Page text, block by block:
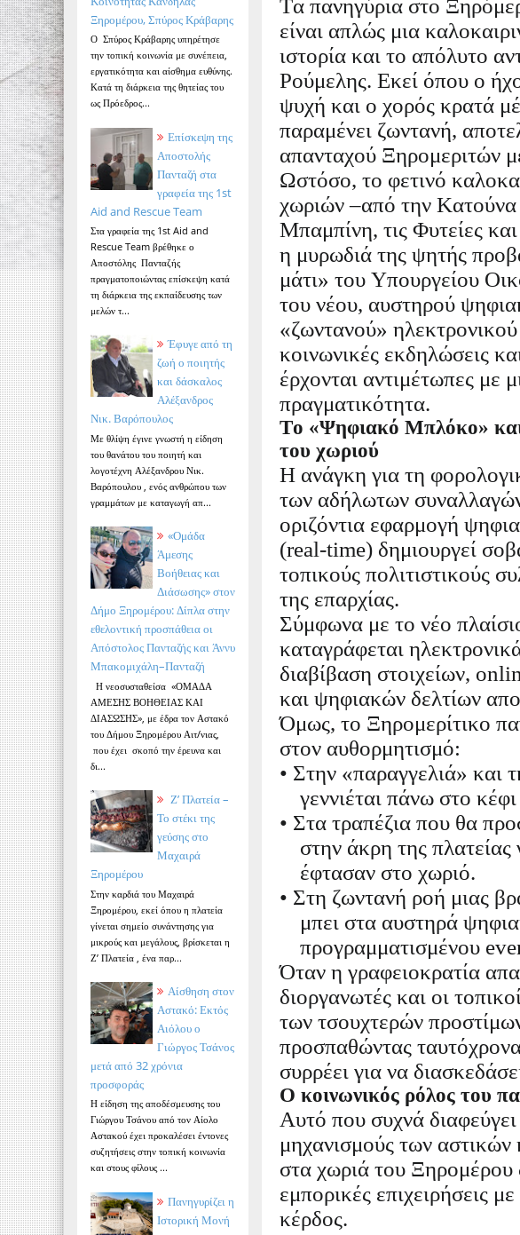
Ξηρομέρου, Σπύρος Κράβαρης
Ο Σπύρος Κράβαρης υπηρέτησε
την τοπική κοινωνία με συνέπεια,
εργατικότητα και αίσθημα ευθύνης.
Κατά τη διάρκεια της θητείας του
ως Πρόεδρος...
Επίσκεψη της
Αποστολής
Πανταζή στα
γραφεία της 1st
Aid and Rescue Team
Στα γραφεία της 1st Aid and
Rescue Team βρέθηκε ο
Αποστόλης Πανταζής
πραγματοποιώντας επίσκεψη κατά
τη διάρκεια της εκπαίδευσης των
μελών τ...
Έφυγε από τη
ζωή ο ποιητής
και δάσκαλος
Αλέξανδρος
Νικ. Βαρόπουλος
Με θλίψη έγινε γνωστή η είδηση
του θανάτου του ποιητή και
λογοτέχνη Αλέξανδρου Νικ.
Βαρόπουλου , ενός ανθρώπου των
γραμμάτων με καταγωγή απ...
«Ομάδα
Άμεσης
Βοήθειας και
Διάσωσης» στον
Δήμο Ξηρομέρου: Δίπλα στην
εθελοντική προσπάθεια οι
Απόστολος Πανταζής και Άννυ
Μπακομιχάλη–Πανταζή
Η νεοσυσταθείσα «ΟΜΑΔΑ
ΑΜΕΣΗΣ ΒΟΗΘΕΙΑΣ ΚΑΙ
ΔΙΑΣΩΣΗΣ», με έδρα τον Αστακό
του Δήμου Ξηρομέρου Αιτ/νιας,
που έχει σκοπό την έρευνα και
δι...
Ζ’ Πλατεία –
Το στέκι της
γεύσης στο
Μαχαιρά
Ξηρομέρου
Στην καρδιά του Μαχαιρά
Ξηρομέρου, εκεί όπου η πλατεία
γίνεται σημείο συνάντησης για
μικρούς και μεγάλους, βρίσκεται η
Ζ’ Πλατεία , ένα παρ...
Αίσθηση στον
Αστακό: Εκτός
Αιόλου ο
Γιώργος Τσάνος
μετά από 32 χρόνια
προσφοράς
Η είδηση της αποδέσμευσης του
Γιώργου Τσάνου από τον Αίολο
Αστακού έχει προκαλέσει έντονες
συζητήσεις στην τοπική κοινωνία
και στους φίλους ...
Πανηγυρίζει η
Ιστορική Μονή
Τα πανηγύρια στο
είναι απλώς μια
ιστορία και το απόλυτο
Ρούμελης. Εκεί όπου ο
ψυχή και ο χορός κρατά
παραμένει ζωντανή,
απανταχού Ξηρομεριτών
Ωστόσο, το φετινό
χωριών –από την Κατούνα
Μπαμπίνη, τις Φυτείες
η μυρωδιά της ψητής
μάτι» του Υπουργείου
του νέου, αυστηρού
«ζωντανού»
κοινωνικές εκδηλώσεις
έρχονται αντιμέτωπες με
πραγματικότητα.
Το «Ψηφιακό Μπλόκο» και
του χωριού
Η ανάγκη για τη
των αδήλωτων
οριζόντια εφαρμογή
(real-time) δημιουργεί
τοπικούς πολιτιστικούς
της επαρχίας.
Σύμφωνα με το νέο
καταγράφεται
διαβίβαση στοιχείων,
και ψηφιακών δελτίων
Όμως, το Ξηρομερίτικο
στον αυθορμητισμό:
• Στην «παραγγελιά» και
γεννιέται πάνω στο
• Στα τραπέζια που θα
στην άκρη της πλατείας
έφτασαν στο χωριό.
• Στη ζωντανή ροή μιας
μπει στα αυστηρά
προγραμματισμένου
Όταν η γραφειοκρατία
διοργανωτές και οι
των τσουχτερών
προσπαθώντας
συρρέει για να
Ο κοινωνικός ρόλος του
Αυτό που συχνά
μηχανισμούς των αστικών
στα χωριά του
εμπορικές επιχειρήσεις
κέρδος.